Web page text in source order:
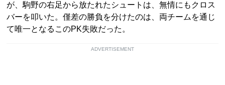
が、駒野の右足から放たれたシュートは、無情にもクロス
バーを叩いた。僅差の勝負を分けたのは、両チームを通じ
て唯一となるこのPK失敗だった。
ADVERTISEMENT